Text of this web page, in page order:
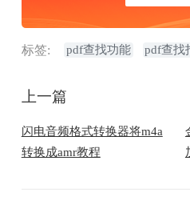
标签: pdf查找功能 pdf查找
上一篇
闪电音频格式转换器将m4a
转换成amr教程